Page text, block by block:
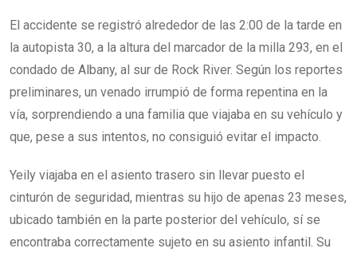
El accidente se registró alrededor de las 2:00 de la tarde en
la autopista 30, a la altura del marcador de la milla 293, en el
condado de Albany, al sur de Rock River. Según los reportes
preliminares, un venado irrumpió de forma repentina en la
vía, sorprendiendo a una familia que viajaba en su vehículo y
que, pese a sus intentos, no consiguió evitar el impacto.
Yeily viajaba en el asiento trasero sin llevar puesto el
cinturón de seguridad, mientras su hijo de apenas 23 meses,
ubicado también en la parte posterior del vehículo, sí se
encontraba correctamente sujeto en su asiento infantil. Su